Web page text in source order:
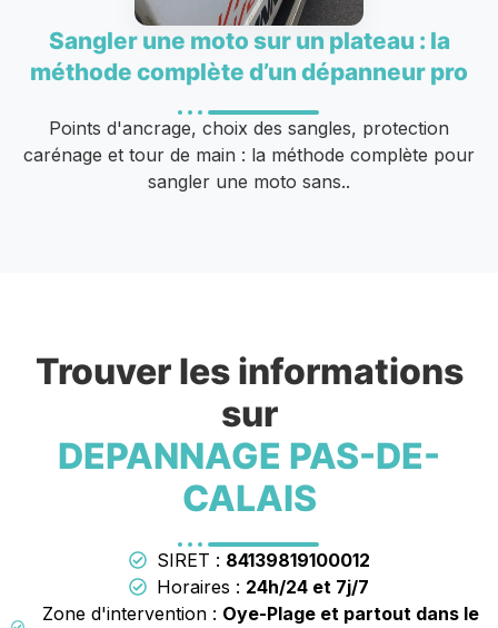
Sangler une moto sur un plateau : la
méthode complète d’un dépanneur pro
Points d'ancrage, choix des sangles, protection
carénage et tour de main : la méthode complète pour
sangler une moto sans..
Trouver les informations
sur
DEPANNAGE PAS-DE-
CALAIS
SIRET : 84139819100012
Horaires : 24h/24 et 7j/7
Zone d'intervention : Oye-Plage et partout dans le